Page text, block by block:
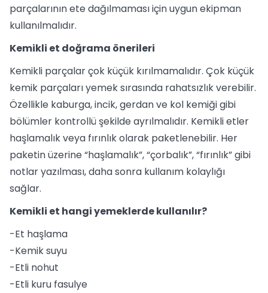
parçalarının ete dağılmaması için uygun ekipman
kullanılmalıdır.
Kemikli et doğrama önerileri
Kemikli parçalar çok küçük kırılmamalıdır. Çok küçük
kemik parçaları yemek sırasında rahatsızlık verebilir.
Özellikle kaburga, incik, gerdan ve kol kemiği gibi
bölümler kontrollü şekilde ayrılmalıdır. Kemikli etler
haşlamalık veya fırınlık olarak paketlenebilir. Her
paketin üzerine “haşlamalık”, “çorbalık”, “fırınlık” gibi
notlar yazılması, daha sonra kullanım kolaylığı
sağlar.
Kemikli et hangi yemeklerde kullanılır?
-Et haşlama
-Kemik suyu
-Etli nohut
-Etli kuru fasulye